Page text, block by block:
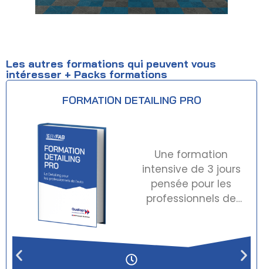
Les autres formations qui peuvent vous
intéresser + Packs formations
FORMATION DETAILING PRO
Une formation
intensive de 3 jours
pensée pour les
professionnels de
Detailing à leur